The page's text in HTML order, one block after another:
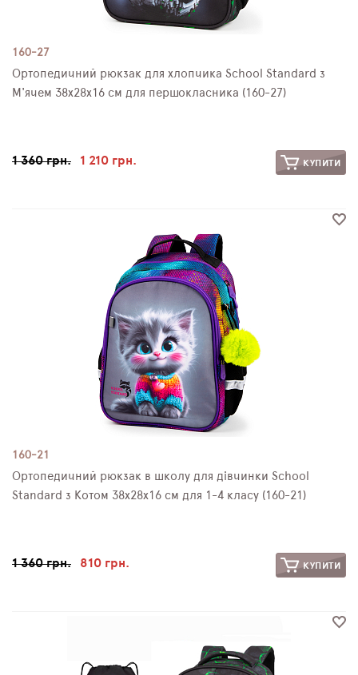
160-27
Ортопедичний рюкзак для хлопчика School Standard з
М'ячем 38х28х16 см для першокласника (160-27)
1 360 грн. 1 210 грн. КУПИТИ
160-21
Ортопедичний рюкзак в школу для дівчинки School
Standard з Котом 38х28х16 см для 1-4 класу (160-21)
1 360 грн. 810 грн. КУПИТИ